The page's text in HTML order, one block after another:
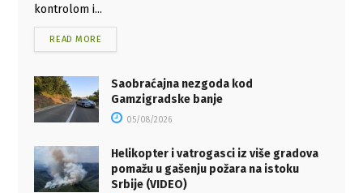
kontrolom i...
READ MORE
Saobraćajna nezgoda kod
Gamzigradske banje
05/08/2026
Helikopter i vatrogasci iz više gradova
pomažu u gašenju požara na istoku
Srbije (VIDEO)